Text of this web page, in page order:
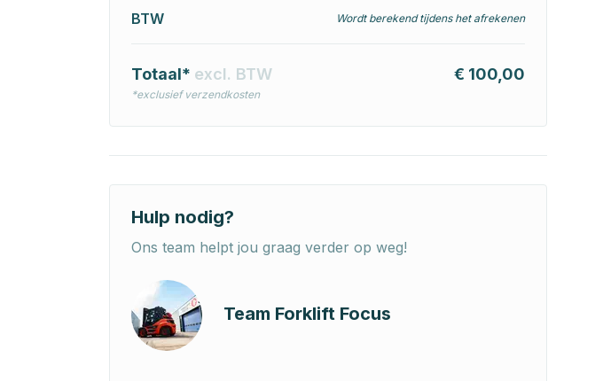
BTW
Wordt berekend tijdens het afrekenen
Totaal* excl. BTW
*exclusief verzendkosten
€ 100,00
Hulp nodig?
Ons team helpt jou graag verder op weg!
Team Forklift Focus